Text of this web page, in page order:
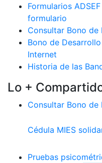
Formularios
formulario
Consultar Bono de
Bono de
Internet
Historia de las
Lo +
Consultar Bono de
Cédula MIES
Pruebas